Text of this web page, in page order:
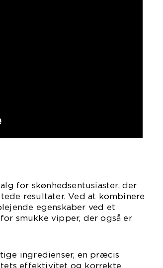
for skønhedsentusiaster, der
resultater. Ved at kombinere
egenskaber ved et
smukke vipper, der også er
ingredienser, en præcis
effektivitet og korrekte